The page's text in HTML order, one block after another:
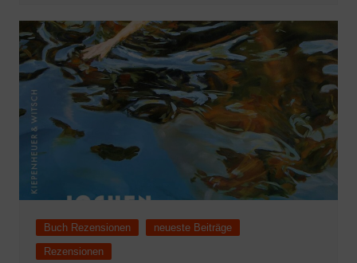
Buch Rezensionen
neueste Beiträge
Rezensionen